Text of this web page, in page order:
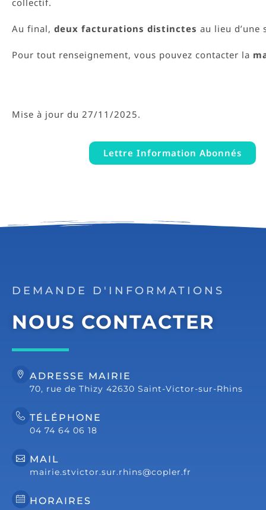
collectif.
Au final, deux facturations distinctes au lieu d’une
Pour tout renseignement, vous pouvez contacter la
Mise à jour du 27/11/2025.
Lettre Information Abonnés
DEMANDE D'INFORMATIONS
NOUS CONTACTER
ADRESSE MAIRIE
70, rue de Thizy 42630 Saint-Victor-sur-Rhins
TÉLÉPHONE
04 74 64 06 18
MAIL
mairie.stvictor.sur.rhins@copler.fr
HORAIRES